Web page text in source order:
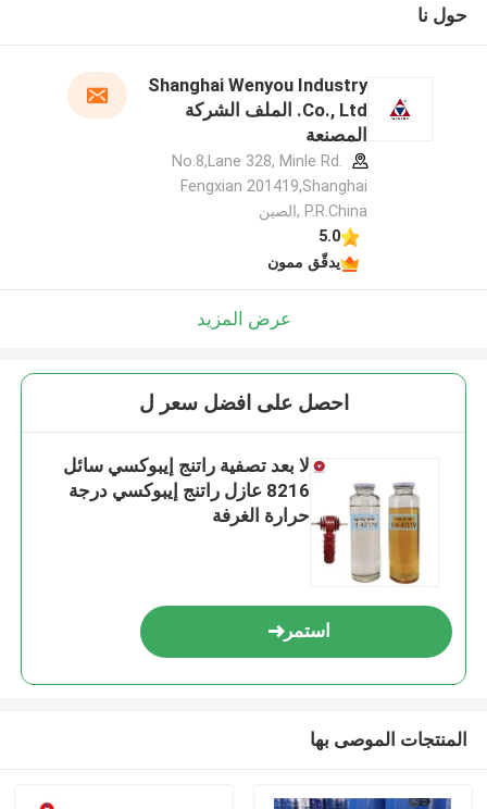
حول نا
Shanghai Wenyou Industry
Co., Ltd. الملف الشركة
المصنعة
No.8,Lane 328, Minle Rd.
Fengxian 201419,Shanghai
P.R.China ,الصين
5.0
يدقّق ممون
عرض المزيد
احصل على افضل سعر ل
لا بعد تصفية راتنج إيبوكسي سائل
8216 عازل راتنج إيبوكسي درجة
حرارة الغرفة
استمر
المنتجات الموصى بها